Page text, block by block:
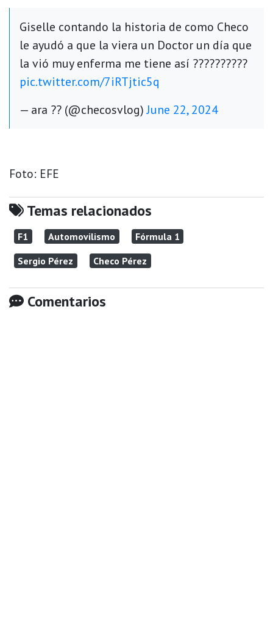
Giselle contando la historia de como Checo
le ayudó a que la viera un Doctor un día que
la vió muy enferma me tiene así ??????????
pic.twitter.com/7iRTjtic5q
— ara ?? (@checosvlog)June 22, 2024
Foto: EFE
Temas relacionados
F1 Automovilismo
Fórmula 1
Sergio Pérez
Checo Pérez
Comentarios